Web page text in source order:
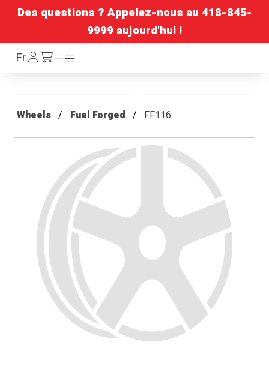
Des questions ? Appelez-nous au 418-845-
9999 aujourd'hui !
FrSe
connecter/fr/cart
Menu
Menu
Wheels Fuel Forged FF116